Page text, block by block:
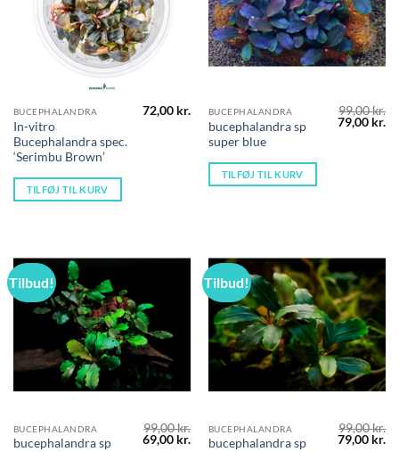
BUCEPHALANDRA
In-vitro
Bucephalandra spec.
‘Serimbu Brown’
72,00 kr.
TILFØJ TIL KURV
BUCEPHALANDRA
bucephalandra sp
super blue
99,00kr.
Den
79,00 kr.
TILFØJ TIL KURV
Tilbud!
BUCEPHALANDRA
bucephalandra sp
99,00kr.
Den
69,00 kr. Den
Tilbud!
BUCEPHALANDRA
bucephalandra sp
99,00kr.
Den
79,00 kr.